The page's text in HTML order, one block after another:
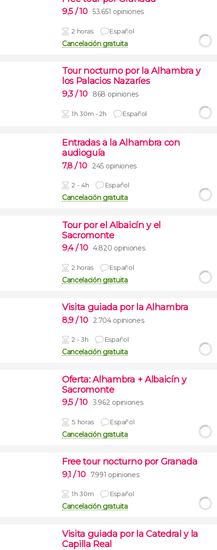
9,5 / 10 53.651 opiniones
2 horas Español
Cancelación gratuita
Tour nocturno por la Alhambra y
los Palacios Nazaríes
9,3 / 10 868 opiniones
1h 30m - 2h Español
Entradas a la Alhambra con
audioguía
7,8 / 10 245 opiniones
2 - 4h Español
Cancelación gratuita
Tour por el Albaicín y el
Sacromonte
9,4 / 10 4.820 opiniones
2 horas Español
Cancelación gratuita
Visita guiada por la Alhambra
8,9 / 10 2.704 opiniones
2 - 3h Español
Cancelación gratuita
Oferta: Alhambra + Albaicín y
Sacromonte
9,5 / 10 3.962 opiniones
5 horas Español
Cancelación gratuita
Free tour nocturno por Granada
9,1 / 10 7.991 opiniones
1h 30m Español
Cancelación gratuita
Visita guiada por la Catedral y la
Capilla Real